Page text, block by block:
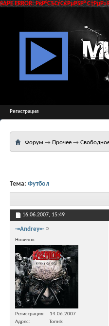
SAPE ERROR: РќР°СЂСѓС€РµРЅР°
Регистрация
Форум → Прочее →
Тема: Футбол
16.06.2007, 15:49
-=Andrey=-
Новичок
Регистрация
14.06.2007
Адрес
Tomsk